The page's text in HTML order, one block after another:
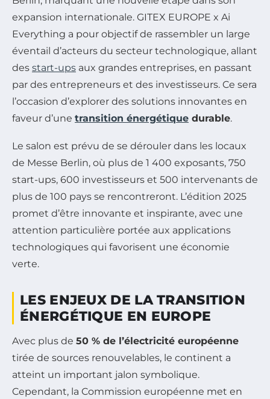
expansion internationale. GITEX EUROPE x Ai
Everything a pour objectif de rassembler un large
éventail d’acteurs du secteur technologique, allant
des start-ups aux grandes entreprises, en passant
par des entrepreneurs et des investisseurs. Ce sera
l’occasion d’explorer des solutions innovantes en
faveur d’une transition énergétique durable.
Le salon est prévu de se dérouler dans les locaux
de Messe Berlin, où plus de 1 400 exposants, 750
start-ups, 600 investisseurs et 500 intervenants de
plus de 100 pays se rencontreront. L’édition 2025
promet d’être innovante et inspirante, avec une
attention particulière portée aux applications
technologiques qui favorisent une économie
verte.
LES ENJEUX DE LA TRANSITION
ÉNERGÉTIQUE EN EUROPE
Avec plus de 50 % de l’électricité européenne
tirée de sources renouvelables, le continent a
atteint un important jalon symbolique.
Cependant, la Commission européenne met en